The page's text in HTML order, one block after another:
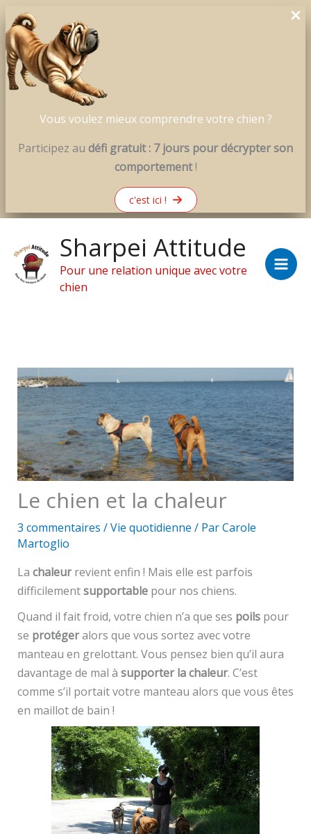
Vous voulez mieux comprendre votre chien ?
Participez au défi gratuit : 7 jours pour décrypter son
comportement!
c'est ici !
contenu
Sharpei Attitude
Pour une relation unique avec votre
chien
Le chien et la chaleur
3 commentaires /Vie quotidienne / ParCarole
Martoglio
La chaleurrevient enfin ! Mais elle est parfois
difficilementsupportablepour nos chiens.
Quand il fait froid, votre chien n’a que ses poilspour
se protégeralors que vous sortez avec votre
manteau en grelottant. Vous pensez bien qu’il aura
davantage de mal à supporter la chaleur. C’est
comme s’il portait votre manteau alors que vous êtes
en maillot de bain !